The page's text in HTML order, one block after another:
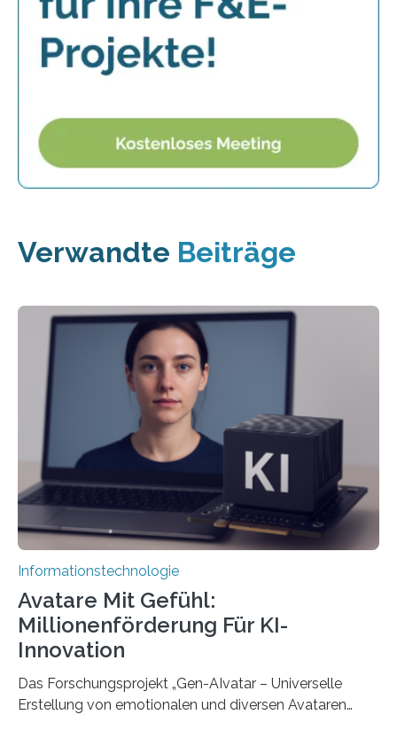
Verwandte Beiträge
Informationstechnologie
Avatare Mit Gefühl:
Millionenförderung Für KI-
Innovation
Das Forschungsprojekt „Gen-AIvatar – Universelle
Erstellung von emotionalen und diversen Avataren